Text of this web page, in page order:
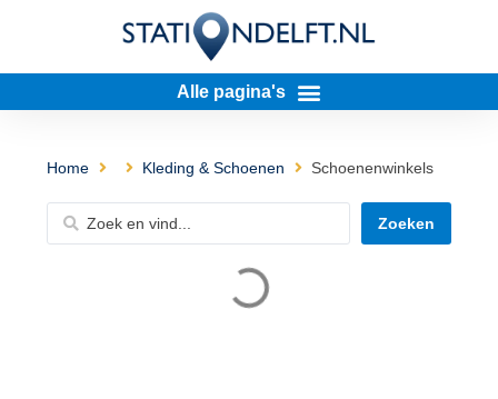
Home Kleding & Schoenen Schoenenwinkels
Zoeken